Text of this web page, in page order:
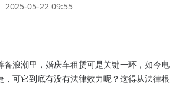
2025-05-22 09:55
备浪潮里，婚庆车租赁可是关键一环，如今电
，可它到底有没有法律效力呢？这得从法律根